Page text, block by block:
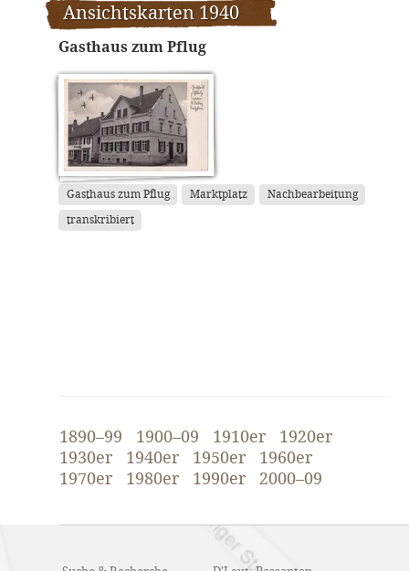
Ansichtskarten 1940
Gasthaus zum Pflug
Gasthaus zum Pflug Marktplatz Nachbearbeitung
transkribiert
1890–99 1900–09 1910er
1920er
1930er
1940er 1950er
1960er
1970er
1980er 1990er 2000–09